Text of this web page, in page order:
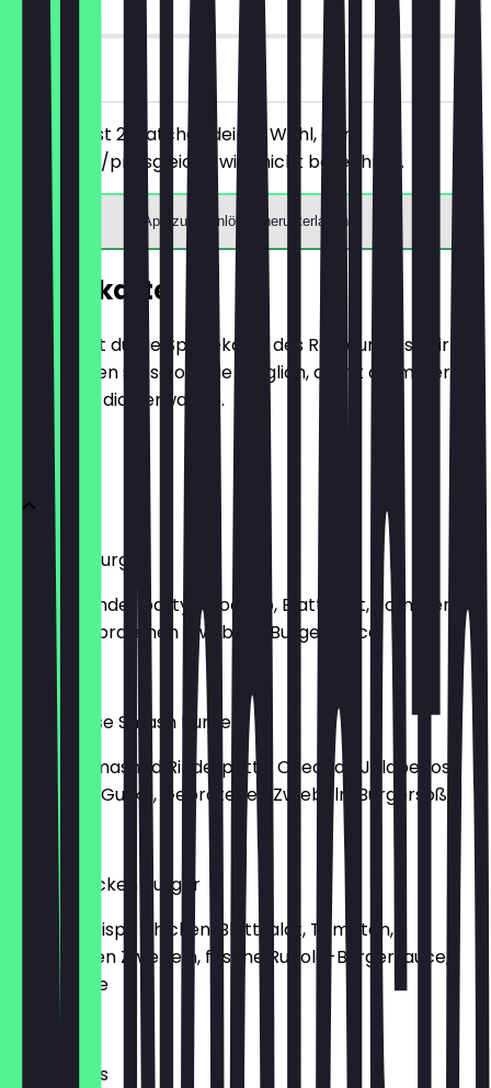
vor Ort
Du bestellst 2 Matchas deiner Wahl, der
günstigere/preisgleiche wird nicht berechnet.
App zum Einlösen herunterladen
Speisekarte
Hier findest du die Speisekarte des Restaurants. Wir
aktualisieren sie so oft wie möglich, damit du immer
weißt, was dich erwartet.
Avocado Burger
Mit 160g Rinder patty, Avocado, Blattsalat, Tomaten,
Gurke-Gebratenen Zwiebeln-Burgersauce
€ 10,50
Chili Cheese Smash Burger
Mit 160g Smashed Rinderpatty, Cheddar, Jalapenos,
Blattsalat, Gurke, Gebratenen Zwiebeln, Burgersoße
€ 9,80
Crispy Chicken Burger
Mit 135g Crispy Chicken, Blattsalat, Tomaten,
Gebratenen Zwiebeln, frische Rucola-Burgersauce,
Joppisauce
Bacon Eggs